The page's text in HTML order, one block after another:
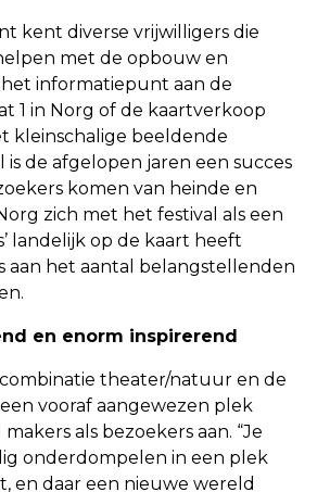
kent diverse vrijwilligers die
met de opbouw en
informatiepunt aan de
1 in Norg of de kaartverkoop
kleinschalige beeldende
de afgelopen jaren een succes
komen van heinde en
zich met het festival als een
landelijk op de kaart heeft
aan het aantal belangstellenden
en enorm inspirerend
theater/natuur en de
vooraf aangewezen plek
als bezoekers aan. “Je
onderdompelen in een plek
en daar een nieuwe wereld